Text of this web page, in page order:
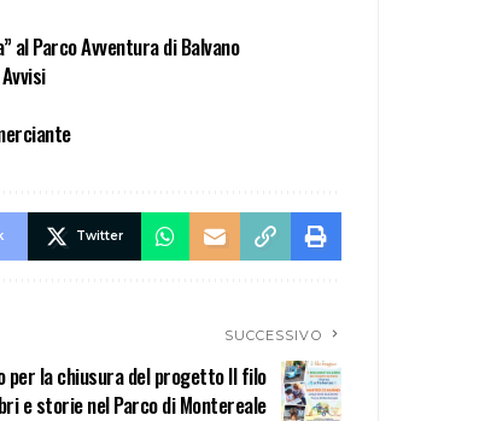
al Parco Avventura di Balvano
Twitter
SUCCESSIVO
per la chiusura del progetto Il filo
e storie nel Parco di Montereale